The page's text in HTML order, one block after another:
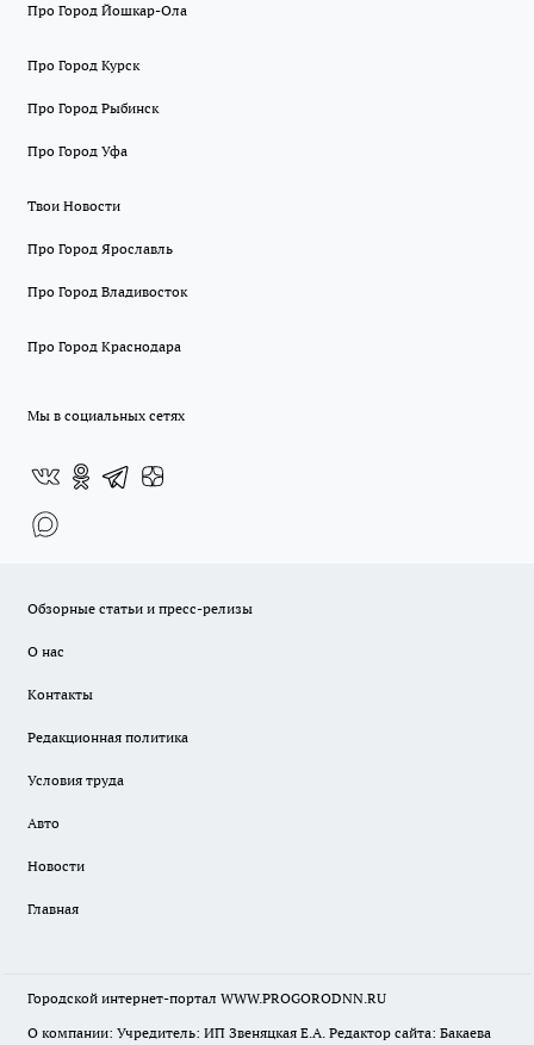
Про Город Йошкар-Ола
Про Город Курск
Про Город Рыбинск
Про Город Уфа
Твои Новости
Про Город Ярославль
Про Город Владивосток
Про Город Краснодара
Мы в социальных сетях
Обзорные статьи и пресс-релизы
О нас
Контакты
Редакционная политика
Условия труда
Авто
Новости
Главная
Городской интернет-портал WWW.PROGORODNN.RU
О компании: Учредитель: ИП Звеняцкая Е.А. Редактор сайта: Бакаева